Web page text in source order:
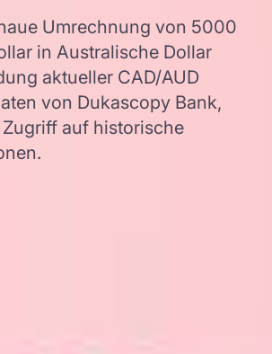
Umrechnung von 5000
in Australische Dollar
aktueller CAD/AUD
von Dukascopy Bank,
auf historische